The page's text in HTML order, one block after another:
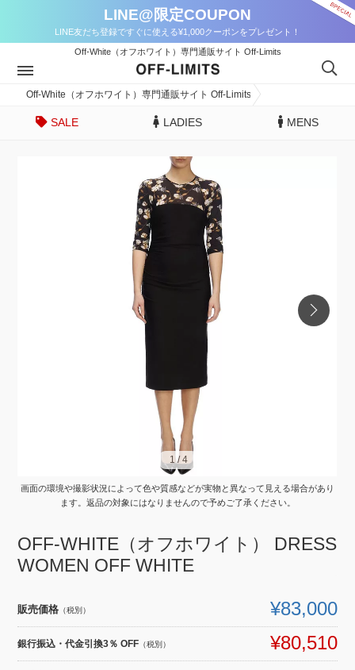
LINE@限定COUPON
LINE友だち登録ですぐに使える¥1,000クーポンをプレゼント！
Off-White（オフホワイト）専門通販サイト Off-Limits
Off-White（オフホワイト）専門通販サイト Off-Limits
SALE LADIES MENS
1 /4
1 /4
画面の環境や撮影状況によって色や質感などが実物と異なって見える場合があり
ます。返品の対象にはなりませんので予めご了承ください。
OFF-WHITE（オフホワイト） DRESS
WOMEN OFF WHITE
販売価格 （税別） ¥83,000
銀行振込・代金引換3％ OFF （税別） ¥80,510